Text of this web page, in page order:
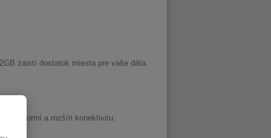
zaistí dostatok miesta pre vaše dáta.
monitormi a rozšíri konektivitu.